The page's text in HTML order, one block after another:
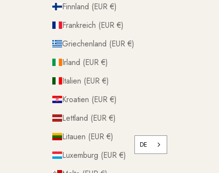
Finnland (EUR €)
Frankreich (EUR €)
Griechenland (EUR €)
Irland (EUR €)
Italien (EUR €)
Kroatien (EUR €)
Lettland (EUR €)
Litauen (EUR €)
Luxemburg (EUR €)
DE